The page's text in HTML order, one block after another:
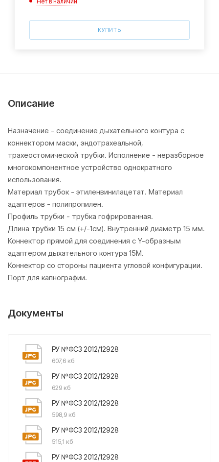
КУПИТЬ
Описание
Назначение - соединение дыхательного контура с
коннектором маски, эндотрахеальной,
трахеостомической трубки. Исполнение - неразборное
многокомпонентное устройство однократного
использования.
Материал трубок - этиленвинилацетат. Материал
адаптеров - полипропилен.
Профиль трубки - трубка гофрированная.
Длина трубки 15 см (+/-1см). Внутренний диаметр 15 мм.
Коннектор прямой для соединения с Y-образным
адаптером дыхательного контура 15М.
Коннектор со стороны пациента угловой конфигурации.
Порт для капнографии.
Документы
РУ №ФСЗ 2012/12928
607,6 кб
РУ №ФСЗ 2012/12928
629 кб
РУ №ФСЗ 2012/12928
598,9 кб
РУ №ФСЗ 2012/12928
515,1 кб
РУ №ФСЗ 2012/12928